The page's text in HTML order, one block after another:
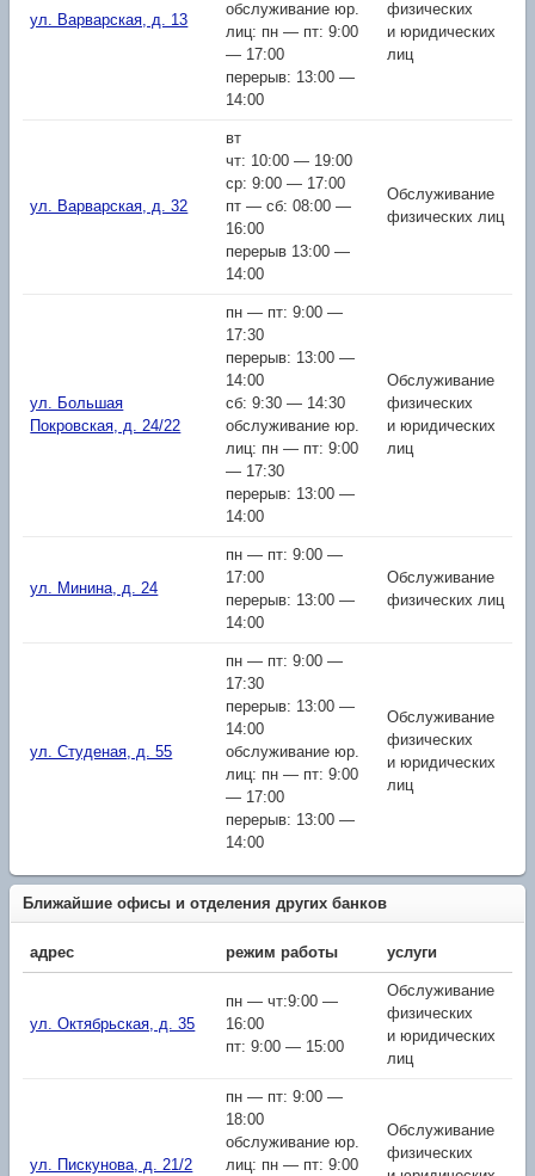
ул. Варварская, д. 13
обслуживание юр.
лиц: пн — пт: 9:00
— 17:00
перерыв: 13:00 —
14:00
физических
и юридических
лиц
ул. Варварская, д. 32
вт
чт: 10:00 — 19:00
ср: 9:00 — 17:00
пт — сб: 08:00 —
16:00
перерыв 13:00 —
14:00
Обслуживание
физических лиц
ул. Большая
Покровская, д. 24/22
пн — пт: 9:00 —
17:30
перерыв: 13:00 —
14:00
сб: 9:30 — 14:30
обслуживание юр.
лиц: пн — пт: 9:00
— 17:30
перерыв: 13:00 —
14:00
Обслуживание
физических
и юридических
лиц
ул. Минина, д. 24
пн — пт: 9:00 —
17:00
перерыв: 13:00 —
14:00
Обслуживание
физических лиц
ул. Студеная, д. 55
пн — пт: 9:00 —
17:30
перерыв: 13:00 —
14:00
обслуживание юр.
лиц: пн — пт: 9:00
— 17:00
перерыв: 13:00 —
14:00
Обслуживание
физических
и юридических
лиц
Ближайшие офисы и отделения других банков
адрес режим работы услуги
ул. Октябрьская, д. 35
пн — чт:9:00 —
16:00
пт: 9:00 — 15:00
Обслуживание
физических
и юридических
лиц
ул. Пискунова, д. 21/2
пн — пт: 9:00 —
18:00
обслуживание юр.
лиц: пн — пт: 9:00
Обслуживание
физических